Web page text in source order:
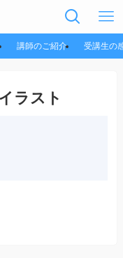
講師のご紹介 受講生の
ラスト